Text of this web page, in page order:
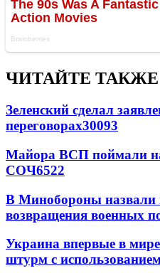
ЧИТАЙТЕ ТАКЖЕ
Зеленский сделал
переговорах30093
Майора ВСП поймали
СОЧ6522
В Минобороны назвали
возвращения военных
Украина впервые в
штурм с